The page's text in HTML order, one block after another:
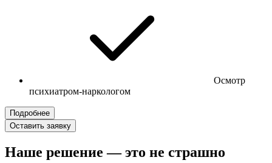
Осмотр
психиатром-наркологом
Подробнее
Оставить заявку
Наше решение — это не страшно